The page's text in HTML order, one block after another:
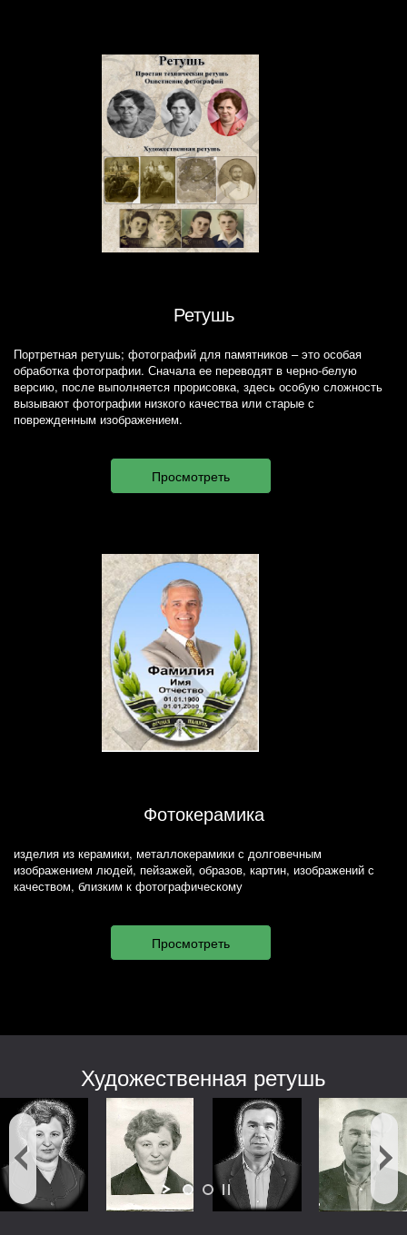
Ретушь
Портретная ретушь; фотографий для памятников – это особая
обработка фотографии. Сначала ее переводят в черно-белую
версию, после выполняется прорисовка, здесь особую сложность
вызывают фотографии низкого качества или старые с
поврежденным изображением.
Фотокерамика
изделия из керамики, металлокерамики с долговечным
изображением людей, пейзажей, образов, картин, изображений с
качеством, близким к фотографическому
Художественная ретушь